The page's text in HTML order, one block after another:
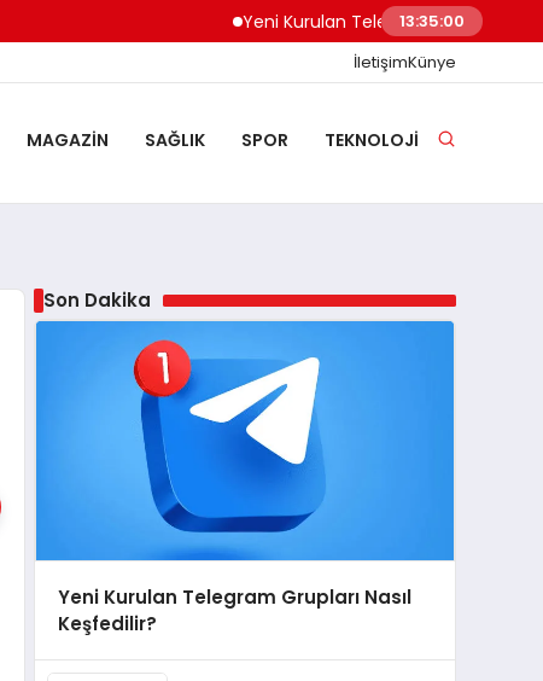
Yeni Kurulan Telegram Grupları Nasıl
13:35:01
İletişimKünye
MAGAZIN SAĞLIK SPOR TEKNOLOJI
Son Dakika
Yeni Kurulan Telegram Grupları Nasıl
Keşfedilir?